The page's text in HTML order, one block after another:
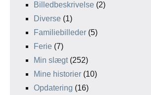
Billedbeskrivelse (2)
Diverse (1)
Familiebilleder (5)
Ferie (7)
Min slægt(252)
Mine historier (10)
Opdatering (16)